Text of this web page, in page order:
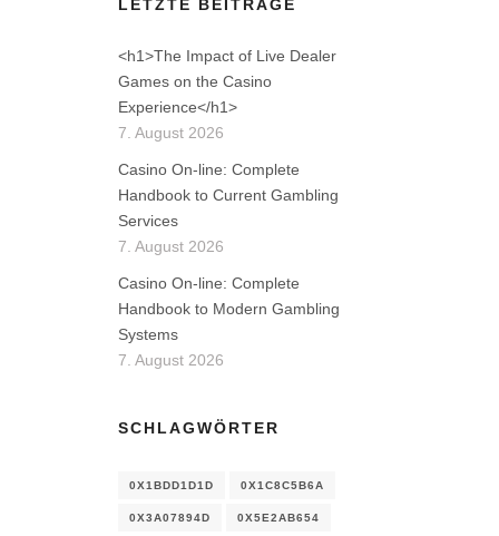
LETZTE BEITRÄGE
<h1>The Impact of Live Dealer
Games on the Casino
Experience</h1>
7. August 2026
Casino On-line: Complete
Handbook to Current Gambling
Services
7. August 2026
Casino On-line: Complete
Handbook to Modern Gambling
Systems
7. August 2026
SCHLAGWÖRTER
0X1BDD1D1D 0X1C8C5B6A
0X3A07894D 0X5E2AB654